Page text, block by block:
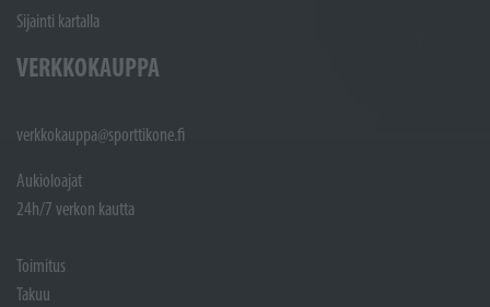
Sijainti kartalla
VERKKOKAUPPA
verkkokauppa@sporttikone.fi
Aukioloajat
24h/7 verkon kautta
Toimitus
Takuu